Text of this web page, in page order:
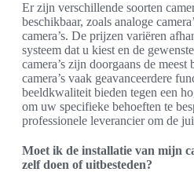
Er zijn verschillende soorten
beschikbaar, zoals analoge
camera’s. De prijzen variëren
systeem dat u kiest en de
camera’s zijn doorgaans de
camera’s vaak geavanceerdere
beeldkwaliteit bieden tegen een
om uw specifieke behoeften te
professionele leverancier om de
Moet ik de installatie van mijn
zelf doen of uitbesteden?